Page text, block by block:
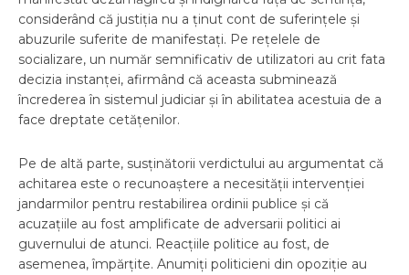
considerând că justiția nu a ținut cont de suferințele și
abuzurile suferite de manifestați. Pe rețelele de
socializare, un număr semnificativ de utilizatori au crit fata
decizia instanței, afirmând că aceasta subminează
încrederea în sistemul judiciar și în abilitatea acestuia de a
face dreptate cetățenilor.
Pe de altă parte, susținătorii verdictului au argumentat că
achitarea este o recunoaștere a necesității intervenției
jandarmilor pentru restabilirea ordinii publice și că
acuzațiile au fost amplificate de adversarii politici ai
guvernului de atunci. Reacțiile politice au fost, de
asemenea, împărțite. Anumiți politicieni din opoziție au